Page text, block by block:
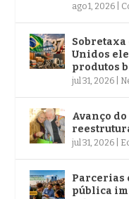
ago 1, 2026
Sobretaxa
Unidos
produtos
jul 31, 2026
Avanço
jul 31, 2026
Parcerias
pública